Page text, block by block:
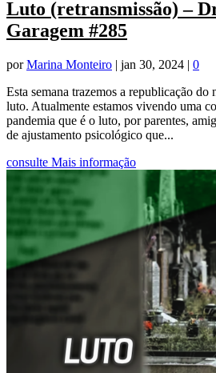
Luto (retransmissão) –
Garagem #285
porMarina Monteiro | jan 30, 2024 | 0
Esta semana trazemos a republicação
luto. Atualmente estamos vivendo uma
pandemia que é o luto, por parentes,
de ajustamento psicológico que...
consulte Mais informação